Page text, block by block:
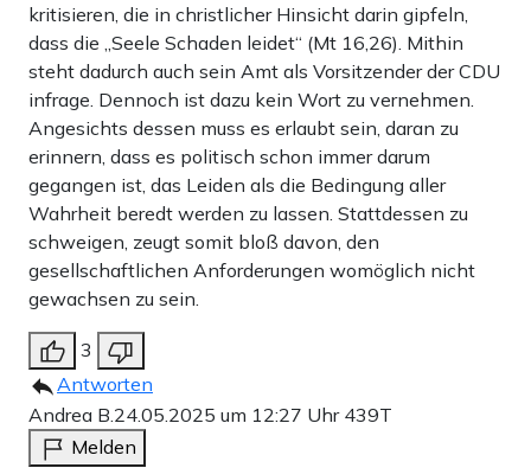
kritisieren, die in christlicher Hinsicht darin gipfeln,
dass die „Seele Schaden leidet“ (Mt 16,26). Mithin
steht dadurch auch sein Amt als Vorsitzender der CDU
infrage. Dennoch ist dazu kein Wort zu vernehmen.
Angesichts dessen muss es erlaubt sein, daran zu
erinnern, dass es politisch schon immer darum
gegangen ist, das Leiden als die Bedingung aller
Wahrheit beredt werden zu lassen. Stattdessen zu
schweigen, zeugt somit bloß davon, den
gesellschaftlichen Anforderungen womöglich nicht
gewachsen zu sein.
3
Antworten
Andrea B.24.05.2025 um 12:27 Uhr 439T
Melden